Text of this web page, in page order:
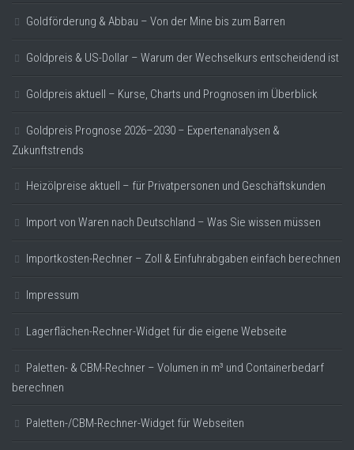
Goldförderung & Abbau – Von der Mine bis zum Barren
Goldpreis & US-Dollar – Warum der Wechselkurs entscheidend ist
Goldpreis aktuell – Kurse, Charts und Prognosen im Überblick
Goldpreis Prognose 2026–2030 – Expertenanalysen &
Zukunftstrends
Heizölpreise aktuell – für Privatpersonen und Geschäftskunden
Import von Waren nach Deutschland – Was Sie wissen müssen
Importkosten-Rechner – Zoll & Einfuhrabgaben einfach berechnen
Impressum
Lagerflächen-Rechner-Widget für die eigene Webseite
Paletten- & CBM-Rechner – Volumen in m³ und Containerbedarf
berechnen
Paletten-/CBM-Rechner-Widget für Webseiten